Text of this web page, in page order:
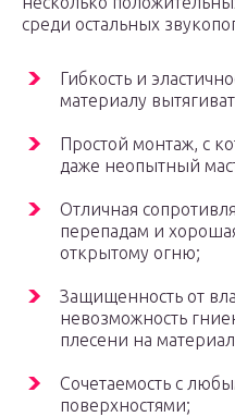
среди остальных
Гибкость и
материалу
Простой монтаж, с
даже неопытный
Отличная
перепадам и
открытому огню;
Защищенность от
невозможность
плесени на
Сочетаемость с
поверхностями;